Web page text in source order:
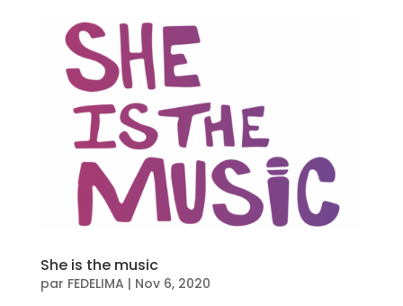
She is the music
par FEDELIMA | Nov 6, 2020